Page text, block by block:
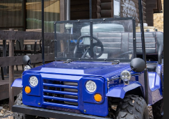
体験を見つける
EXPERIENCE